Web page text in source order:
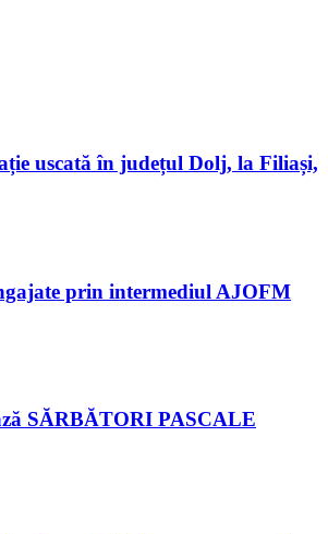
uscată în județul Dolj, la Filiași,
prin intermediul AJOFM
SĂRBĂTORI PASCALE